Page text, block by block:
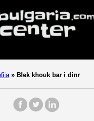
» Blek khouk bar i dinr